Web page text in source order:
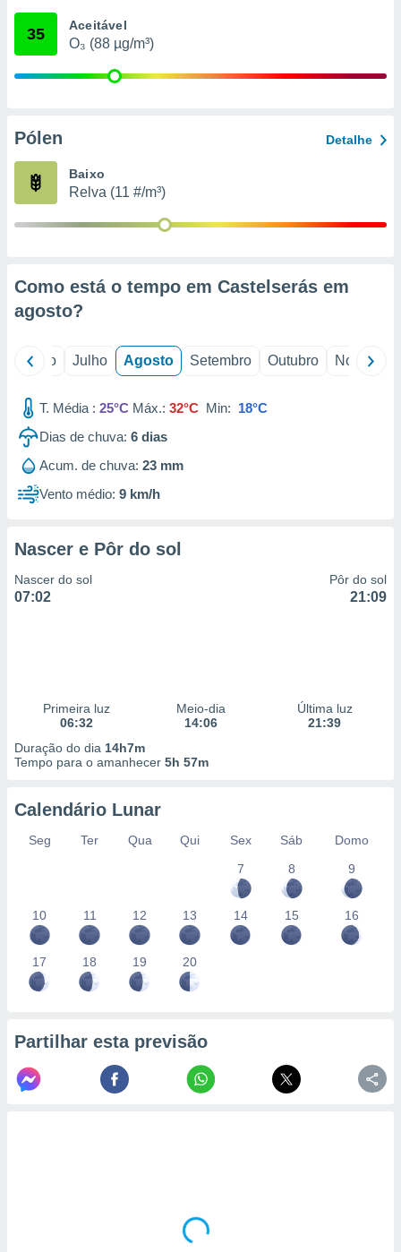
através
estudos
1199
35 Aceitável
O₃ (88 µg/m³)
Pólen Detalhe
Baixo
Relva (11 #/m³)
Como está o tempo em Castelserás em
agosto?
Junho Julho Agosto Setembro Outubro Novembro
T. Média : 25°C Máx.: 32°C Min: 18°C
Dias de chuva: 6 dias
Acum. de chuva: 23 mm
Vento médio: 9 km/h
Nascer e Pôr do sol
Nascer do sol
07:02
Pôr do sol
21:09
Primeira luz
06:32
Meio-dia
14:06
Última luz
21:39
Duração do dia 14h7m
Tempo para o amanhecer 5h 57m
Calendário Lunar
Seg Ter Qua Qui Sex Sáb
Domo
7
8 9
10 11 12 13 14 15 16
17 18 19 20
Partilhar esta previsão